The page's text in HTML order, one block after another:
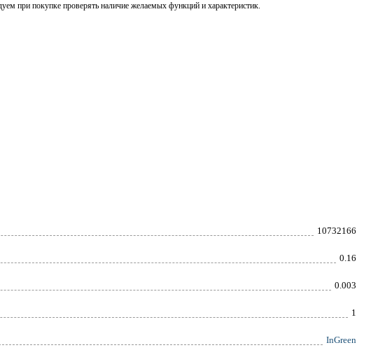
при покупке проверять наличие желаемых функций и характеристик.
10732166
0.16
0.003
1
InGreen